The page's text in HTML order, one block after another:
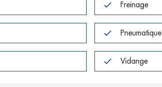
Freinage
Pneumatique
Vidange